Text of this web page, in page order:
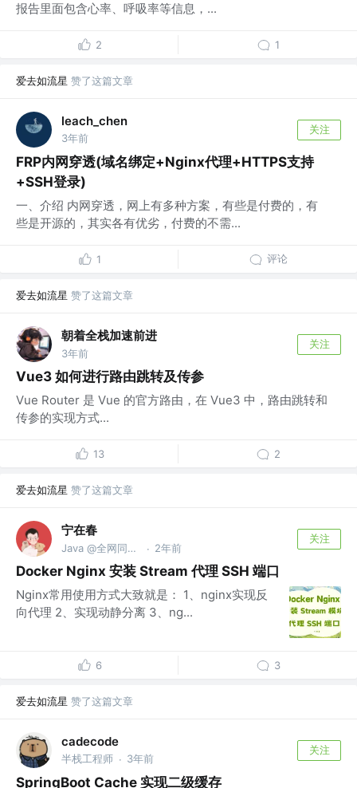
报告里面包含心率、呼吸率等信息，...
2 1
爱去如流星 赞了这篇文章
leach_chen
3年前
关注
FRP内网穿透(域名绑定+Nginx代理+HTTPS支持
+SSH登录)
一、介绍 内网穿透，网上有多种方案，有些是付费的，有
些是开源的，其实各有优劣，付费的不需...
1 评论
爱去如流星 赞了这篇文章
朝着全栈加速前进
3年前
关注
Vue3 如何进行路由跳转及传参
Vue Router 是 Vue 的官方路由，在 Vue3 中，路由跳转和
传参的实现方式...
13 2
爱去如流星 赞了这篇文章
宁在春
Java @全网同名@宁在春 · 2年前
关注
Docker Nginx 安装 Stream 代理 SSH 端口
Nginx常用使用方式大致就是： 1、nginx实现反
向代理 2、实现动静分离 3、ng...
6 3
爱去如流星 赞了这篇文章
cadecode
半栈工程师 · 3年前
关注
SpringBoot Cache 实现二级缓存